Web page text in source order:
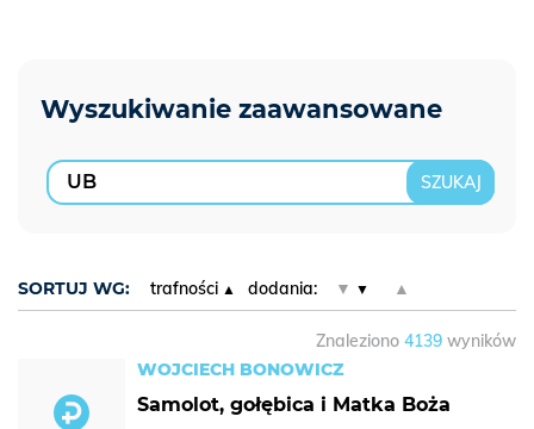
SORTUJ WG: trafności dodania: ▼ ▲
Znaleziono 4139 wyników
WOJCIECH BONOWICZ
Samolot, gołębica i Matka Boża